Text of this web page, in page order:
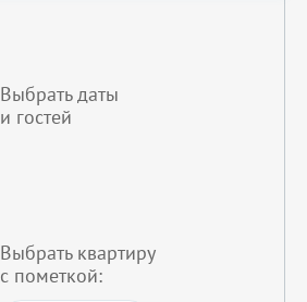
Выбрать даты
и гостей
Выбрать квартиру
с пометкой: